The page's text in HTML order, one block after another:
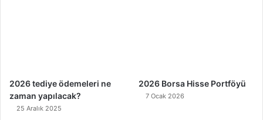
2026 tediye ödemeleri ne
zaman yapılacak?
25 Aralık 2025
2026 Borsa Hisse Portföyü
7 Ocak 2026